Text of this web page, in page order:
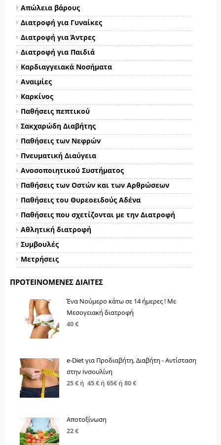
Απώλεια βάρους
Διατροφή για Γυναίκες
Διατροφή για Άντρες
Διατροφή για Παιδιά
Καρδιαγγειακά Νοσήματα
Αναιμίες
Καρκίνος
Παθήσεις πεπτικού
Σακχαρώδη Διαβήτης
Παθήσεις των Νεφρών
Πνευματική Διαύγεια
Ανοσοποιητικού Συστήματος
Παθήσεις των Οστών και των Αρθρώσεων
Παθήσεις του Θυρεοειδούς Αδένα
Παθήσεις που σχετίζονται με την Διατροφή
Αθλητική διατροφή
Συμβουλές
Μετρήσεις
ΠΡΟΤΕΙΝΌΜΕΝΕΣ ΔΊΑΙΤΕΣ
Ένα Νούμερο κάτω σε 14 ήμερες ! Με
Μεσογειακή διατροφή
40 €
e-Diet για Προδιαβήτη, Διαβήτη - Αντίσταση
στην Ινσουλίνη
25 € ή 45 € ή 65€ ή 80 €
Αποτοξίνωση
22 €